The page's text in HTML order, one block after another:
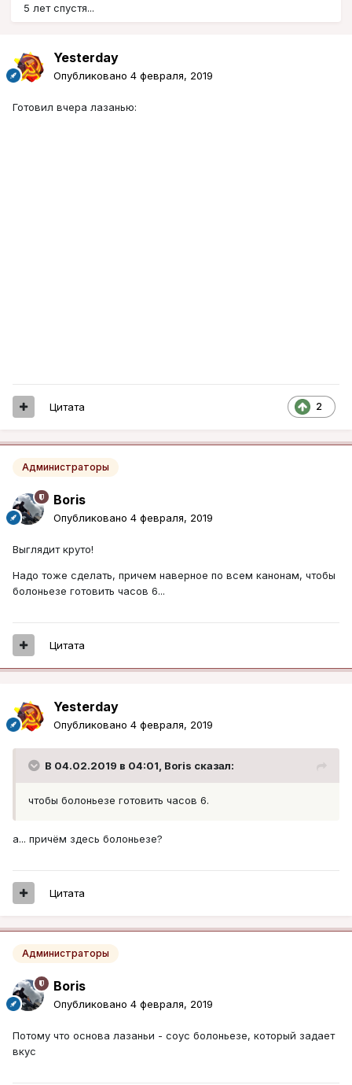
5 лет спустя...
Yesterday
Опубликовано 4 февраля, 2019
Готовил вчера лазанью:
2
Цитата
Администраторы
Boris
Опубликовано 4 февраля, 2019
Выглядит круто!
Надо тоже сделать, причем наверное по всем канонам, чтобы
болоньезе готовить часов 6...
Цитата
Yesterday
Опубликовано 4 февраля, 2019
В 04.02.2019 в 04:01, Boris сказал:
чтобы болоньезе готовить часов 6.
а... причём здесь болоньезе?
Цитата
Администраторы
Boris
Опубликовано 4 февраля, 2019
Потому что основа лазаньи - соус болоньезе, который задает
вкус